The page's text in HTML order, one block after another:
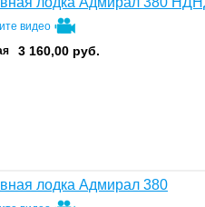
видео
3 160,00 руб.
лодка Адмирал 380